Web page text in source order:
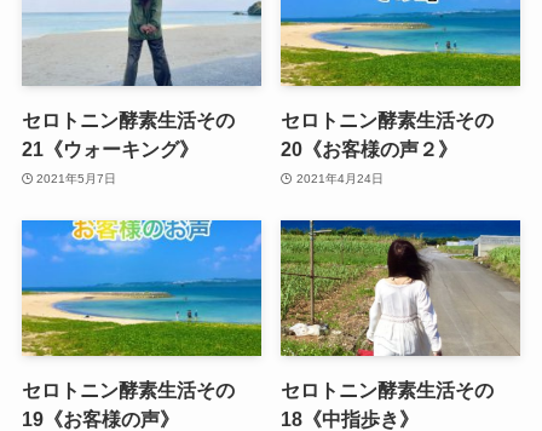
セロトニン酵素生活その
21《ウォーキング》
2021年5月7日
セロトニン酵素生活その
20《お客様の声２》
2021年4月24日
セロトニン酵素生活その
19《お客様の声》
セロトニン酵素生活その
18《中指歩き》